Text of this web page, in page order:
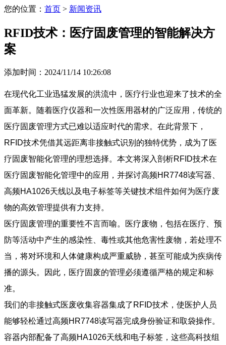
您的位置： 首页 > 新闻资讯
RFID技术：医疗固废管理的智能解决方
案
添加时间：2024/11/14 10:26:08
在现代化工业迅猛发展的洪流中，医疗行业也迎来了技术的全
面革新。随着医疗仪器和一次性医用器材的广泛应用，传统的
医疗固废管理方式已难以适应时代的需求。在此背景下，
RFID技术凭借其远距离非接触式识别的独特优势，成为了医
疗固废智能化管理的理想选择。本文将深入剖析RFID技术在
医疗固废智能化管理中的应用，并探讨高频HR7748读写器、
高频HA1026天线以及电子标签等关键技术组件如何为医疗废
物的高效管理提供有力支持。
医疗固废管理的重要性不言而喻。医疗废物，包括在医疗、预
防等活动中产生的感染性、毒性或其他危害性废物，若处理不
当，将对环境和人体健康构成严重威胁，甚至可能成为疾病传
播的源头。因此，医疗固废的管理必须遵循严格的规定和标
准。
我们的非接触式医废收集容器集成了RFID技术，使医护人员
能够轻松通过高频HR7748读写器完成身份验证和取袋操作。
容器内部配备了高频HA1026天线和电子标签，这些高科技组